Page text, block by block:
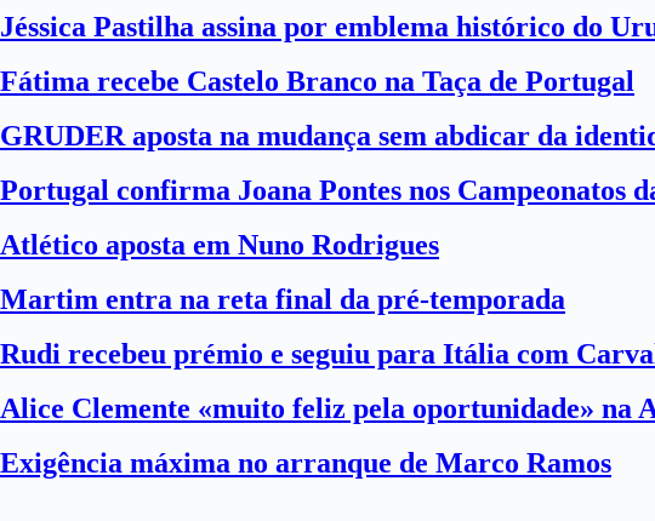
Jéssica Pastilha assina por emblema histórico do
Fátima recebe Castelo Branco na Taça de Portugal
GRUDER aposta na mudança sem abdicar da
Portugal confirma Joana Pontes nos Campeonatos
Atlético aposta em Nuno Rodrigues
Martim entra na reta final da pré-temporada
Rudi recebeu prémio e seguiu para Itália com
Alice Clemente «muito feliz pela oportunidade» na
Exigência máxima no arranque de Marco Ramos